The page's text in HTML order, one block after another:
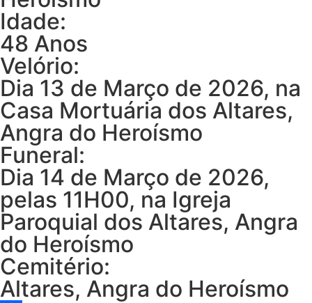
Idade:
48 Anos
Velório:
Dia 13 de Março de 2026, na
Casa Mortuária dos Altares,
Angra do Heroísmo
Funeral:
Dia 14 de Março de 2026,
pelas 11H00, na Igreja
Paroquial dos Altares, Angra
do Heroísmo
Cemitério:
Altares, Angra do Heroísmo